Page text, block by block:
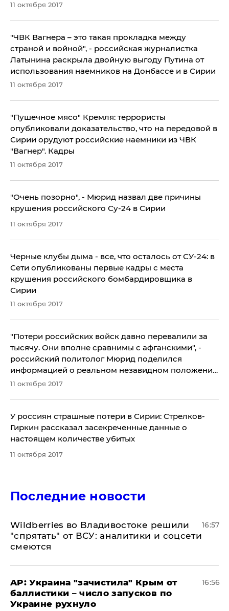
11 октября 2017
"ЧВК Вагнера – это такая прокладка между
страной и войной", - российская журналистка
Латынина раскрыла двойную выгоду Путина от
использования наемников на Донбассе и в Сирии
11 октября 2017
​"Пушечное мясо" Кремля: террористы
опубликовали доказательство, что на передовой в
Сирии орудуют российские наемники из ЧВК
"Вагнер". Кадры
11 октября 2017
"Очень позорно", - Мюрид назвал две причины
крушения российского Су-24 в Сирии
11 октября 2017
Черные клубы дыма - все, что осталось от СУ-24: в
Сети опубликованы первые кадры с места
крушения российского бомбардировщика в
Сирии
11 октября 2017
​"Потери российских войск давно перевалили за
тысячу. Они вполне сравнимы с афганскими", -
российский политолог Мюрид поделился
информацией о реальном незавидном положении
дел РФ в Сирии
11 октября 2017
У россиян страшные потери в Сирии: Стрелков-
Гиркин рассказал засекреченные данные о
настоящем количестве убитых
11 октября 2017
Последние новости
Wildberries во Владивостоке решили
"спрятать" от ВСУ: аналитики и соцсети
смеются
16:57
AP: Украина "зачистила" Крым от
баллистики – число запусков по
Украине рухнуло
16:56